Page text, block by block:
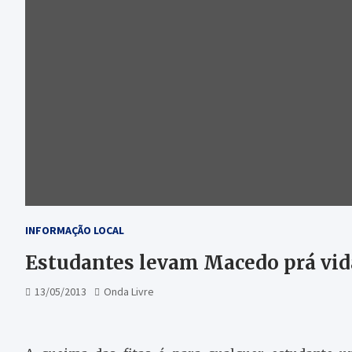
INFORMAÇÃO LOCAL
Estudantes levam Macedo prá
13/05/2013 Onda Livre